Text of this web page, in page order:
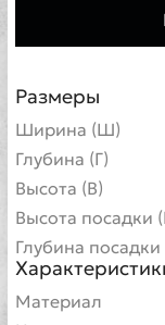
Размеры
Ширина (Ш)
Глубина (Г)
Высота (В)
Высота посадки
Глубина посадки
Материал